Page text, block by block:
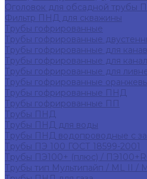
Оголовок для обсадной трубы
Фильтр ПНД для скважины
Трубы гофрированные
Трубы гофрированные
Трубы гофрированные для
Трубы гофрированные для
Трубы гофрированные для
Трубы гофрированные
Трубы гофрированные ПНД
Трубы гофрированные ПП
Трубы ПНД
Трубы ПНД для воды
Трубы ПНД водопроводные с
Трубы ПЭ 100 ГОСТ 18599-2001
Трубы ПЭ100+ (плюс) /
Трубы тип Мультипайп / ML II /